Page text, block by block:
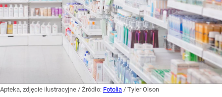
Apteka, zdjęcie ilustracyjne / Źródło: Fotolia / Tyler Olson